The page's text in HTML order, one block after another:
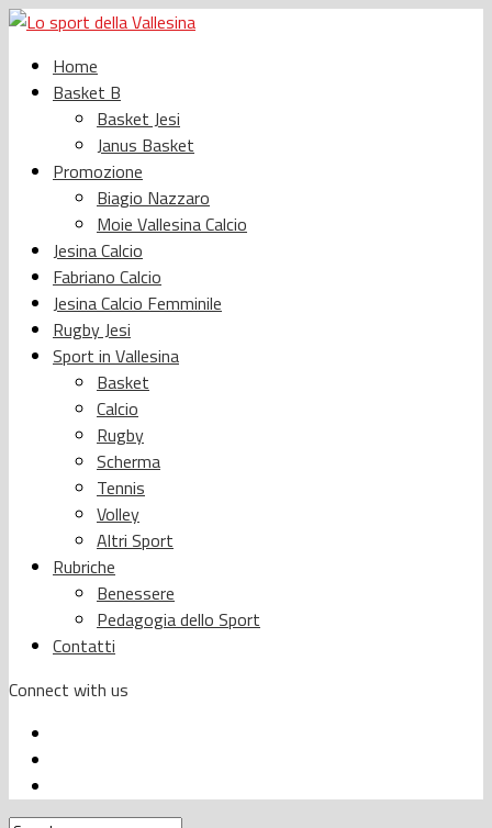
Home
Basket B
Basket Jesi
Janus Basket
Promozione
Biagio Nazzaro
Moie Vallesina Calcio
Jesina Calcio
Fabriano Calcio
Jesina Calcio Femminile
Rugby Jesi
Sport in Vallesina
Basket
Calcio
Rugby
Scherma
Tennis
Volley
Altri Sport
Rubriche
Benessere
Pedagogia dello Sport
Contatti
Connect with us